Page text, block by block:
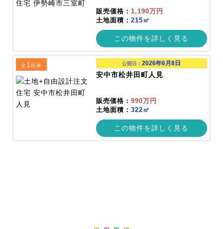
販売価格： 1,190万円
土地面積：215㎡
この物件を詳しく見る
全1区画 公開日：2026年6月8日
安中市松井田町人見
販売価格：990万円
土地面積：322㎡
この物件を詳しく見る